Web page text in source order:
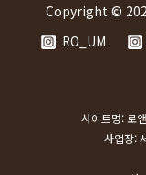
Copyright ©
RO_UM
사이트명: 로
사업장: